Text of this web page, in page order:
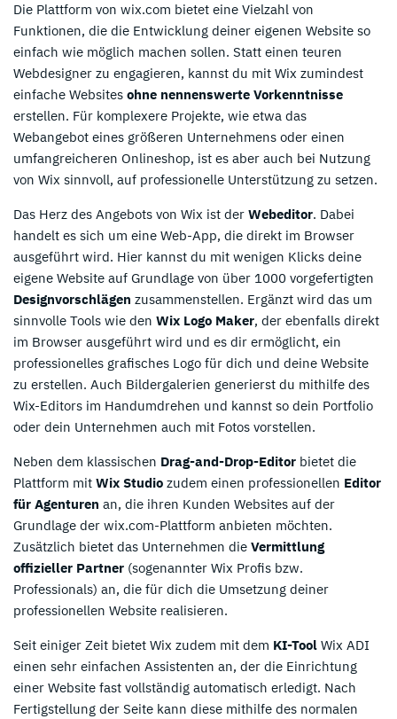
Die Plattform von wix.com bietet eine Vielzahl von
Funktionen, die die Entwicklung deiner eigenen Website so
einfach wie möglich machen sollen. Statt einen teuren
Webdesigner zu engagieren, kannst du mit Wix zumindest
einfache Websites ohne nennenswerte Vorkenntnisse
erstellen. Für komplexere Projekte, wie etwa das
Webangebot eines größeren Unternehmens oder einen
umfangreicheren Onlineshop, ist es aber auch bei Nutzung
von Wix sinnvoll, auf professionelle Unterstützung zu setzen.
Das Herz des Angebots von Wix ist der Webeditor. Dabei
handelt es sich um eine Web-App, die direkt im Browser
ausgeführt wird. Hier kannst du mit wenigen Klicks deine
eigene Website auf Grundlage von über 1000 vorgefertigten
Designvorschlägen zusammenstellen. Ergänzt wird das um
sinnvolle Tools wie den Wix Logo Maker, der ebenfalls direkt
im Browser ausgeführt wird und es dir ermöglicht, ein
professionelles grafisches Logo für dich und deine Website
zu erstellen. Auch Bildergalerien generierst du mithilfe des
Wix-Editors im Handumdrehen und kannst so dein Portfolio
oder dein Unternehmen auch mit Fotos vorstellen.
Neben dem klassischen Drag-and-Drop-Editor bietet die
Plattform mit Wix Studio zudem einen professionellen Editor
für Agenturen an, die ihren Kunden Websites auf der
Grundlage der wix.com-Plattform anbieten möchten.
Zusätzlich bietet das Unternehmen die Vermittlung
offizieller Partner (sogenannter Wix Profis bzw.
Professionals) an, die für dich die Umsetzung deiner
professionellen Website realisieren.
Seit einiger Zeit bietet Wix zudem mit dem KI-Tool Wix ADI
einen sehr einfachen Assistenten an, der die Einrichtung
einer Website fast vollständig automatisch erledigt. Nach
Fertigstellung der Seite kann diese mithilfe des normalen